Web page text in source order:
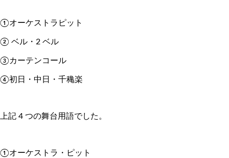
①オーケストラピット
② ベル・2 ベル
③カーテンコール
④初日・中日・千穐楽
上記 4 つの舞台用語でした。
①オーケストラ・ピット